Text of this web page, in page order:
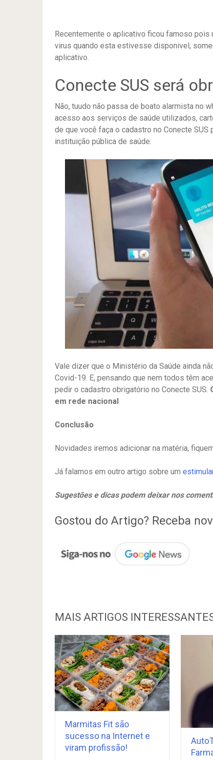
Recentemente o aplicativo ficou famoso pois
virus quando esta estivesse disponivel,
aplicativo.
Conecte SUS será
Não, tuudo não passa de boato alarmista no
acesso aos serviços de saúde utilizados,
de que você faça o cadastro no Conecte
instituição pública de saúde.
Vale dizer que o Ministério da Saúde ainda
Covid-19. E, pensando que nem todos têm
pedir o cadastro obrigatório no Conecte SUS.
em rede nacional
Conclusão
Novidades iremos adicionar na matéria,
Já falamos em outro artigo sobre um
Sugestões e dicas podem deixar nos
Gostou do Artigo? Receba
MAIS ARTIGOS
Marmitas Fit são
sucesso na Internet e
viram profissão!